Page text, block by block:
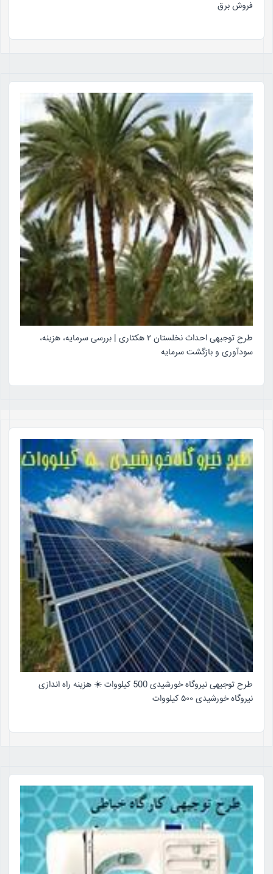
فروش برق
طرح توجیهی احداث نخلستان ۲ هکتاری | بررسی سرمایه، هزینه،
سودآوری و بازگشت سرمایه
طرح توجیهی نیروگاه خورشیدی 500 کیلووات ☀️ هزینه راه اندازی
نیروگاه خورشیدی ۵۰۰ کیلووات